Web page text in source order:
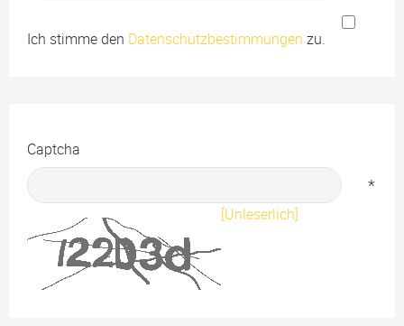
Ich stimme den Datenschutzbestimmungen zu.
Captcha
*
[Unleserlich]